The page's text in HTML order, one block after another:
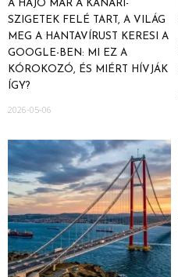
A HAJÓ MÁR A KANÁRI-
SZIGETEK FELÉ TART, A VILÁG
MEG A HANTAVÍRUST KERESI A
GOOGLE-BEN: MI EZ A
KÓROKOZÓ, ÉS MIÉRT HÍVJÁK
ÍGY?
2026-05-06